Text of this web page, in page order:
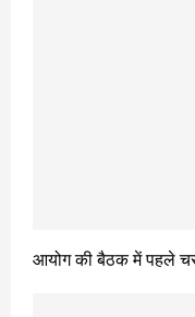
आयोग की बैठक में पहले चरण